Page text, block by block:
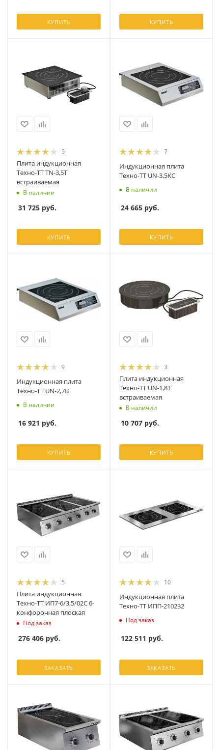
КУПИТЬ КУПИТЬ
5
Плита индукционная
Техно-ТТ TN-3,5T
встраиваемая
В наличии
31 725 руб.
КУПИТЬ
7
Индукционная плита
Техно-ТТ UN-3,5KC
В наличии
24 665 руб.
КУПИТЬ
9
Индукционная плита
Техно-ТТ UN-2,7B
В наличии
16 921 руб.
КУПИТЬ
3
Плита индукционная
Техно-ТТ UN-1,8T
встраиваемая
В наличии
10 707 руб.
КУПИТЬ
5
Плита индукционная
Техно-ТТ ИП7-6/3,5/02С 6-
конфорочная плоская
Под заказ
276 406 руб.
ЗАКАЗАТЬ
10
Индукционная плита
Техно-ТТ ИПП-210232
Под заказ
122 511 руб.
ЗАКАЗАТЬ